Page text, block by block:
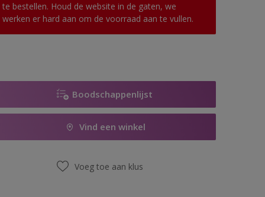
te bestellen. Houd de website in de gaten, we
werken er hard aan om de voorraad aan te vullen.
Boodschappenlijst
Vind een winkel
Voeg toe aan klus